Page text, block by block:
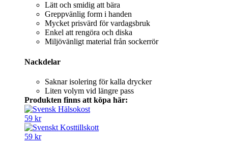
Lätt och smidig att bära
Greppvänlig form i handen
Mycket prisvärd för vardagsbruk
Enkel att rengöra och diska
Miljövänligt material från sockerrör
Nackdelar
Saknar isolering för kalla drycker
Liten volym vid längre pass
Produkten finns att köpa här:
59 kr
59 kr